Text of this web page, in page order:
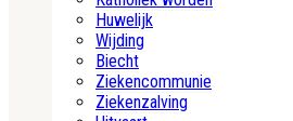
Huwelijk
Wijding
Biecht
Ziekencommunie
Ziekenzalving